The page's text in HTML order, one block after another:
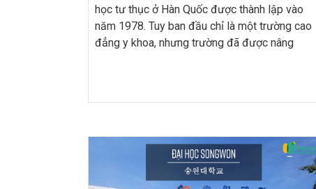
học tư thục ở Hàn Quốc được thành lập vào
năm 1978. Tuy ban đầu chỉ là một trường cao
đẳng y khoa, nhưng trường đã được nâng